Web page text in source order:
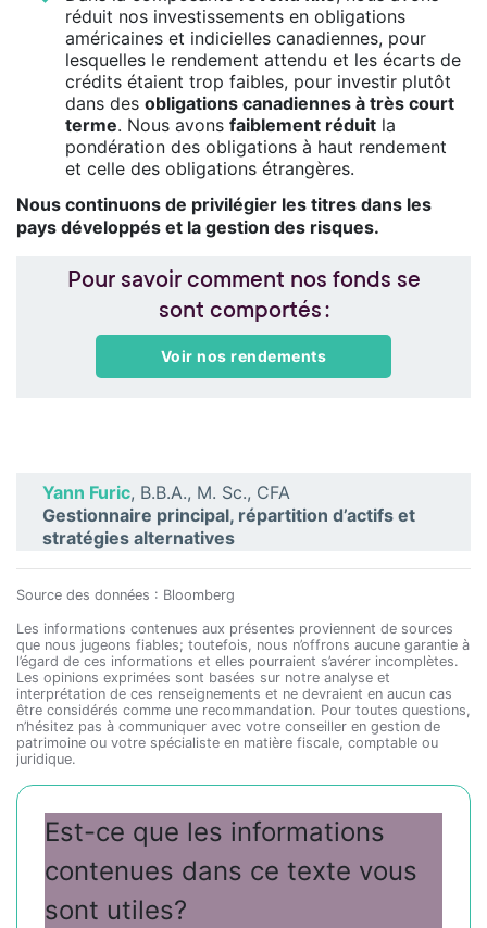
réduit nos investissements en obligations
américaines et indicielles canadiennes, pour
lesquelles le rendement attendu et les écarts de
crédits étaient trop faibles, pour investir plutôt
dans des obligations canadiennes à très court
terme. Nous avons faiblement réduitla
pondération des obligations à haut rendement
et celle des obligations étrangères.
Nous continuons de privilégier les titres dans les
pays développés et la gestion des risques.
Pour savoir comment nos fonds se
sont comportés :
Voir nos rendements
Yann Furic, B.B.A., M. Sc., CFA
Gestionnaire principal, répartition d’actifs et
stratégies alternatives
Source des données : Bloomberg
Les informations contenues aux présentes proviennent de sources
que nous jugeons fiables; toutefois, nous n’offrons aucune garantie à
l’égard de ces informations et elles pourraient s’avérer incomplètes.
Les opinions exprimées sont basées sur notre analyse et
interprétation de ces renseignements et ne devraient en aucun cas
être considérés comme une recommandation. Pour toutes questions,
n’hésitez pas à communiquer avec votre conseiller en gestion de
patrimoine ou votre spécialiste en matière fiscale, comptable ou
juridique.
Est-ce que les informations
contenues dans ce texte vous
sont utiles?